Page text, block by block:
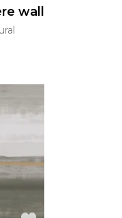
wall